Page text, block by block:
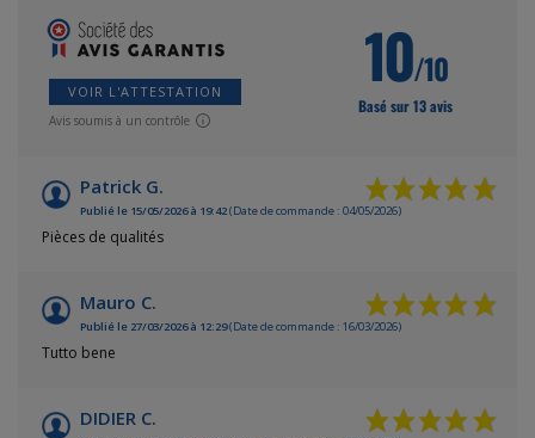
VOIR L'ATTESTATION
Avis soumis à un contrôle
10/10
Basé sur 13 avis
Patrick G.
Publié le 15/05/2026 à 19:42(Date de commande : 04/05/2026)
Pièces de qualités
Mauro C.
Publié le 27/03/2026 à 12:29(Date de commande : 16/03/2026)
Tutto bene
DIDIER C.